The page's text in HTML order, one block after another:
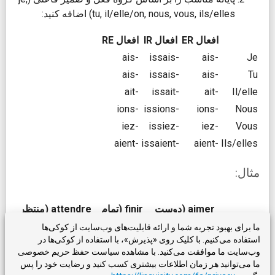
tu, il/elle/on, nous, vous, ils/elles) اضافه کنید:
افعال ER افعال IR
افعال RE
Je
-ais
-issais
-ais
Tu
-ais
-issais
-ais
Il/elle
-ait
-issait
-ait
Nous
-ions
-issions
-ions
Vous
-iez
-issiez
-iez
Ils/elles
-aient
-issaient
-aient
مثال:
aimer (دوست
داشتن)
finir (تمام
کردن)
attendre (منتظر
ماندن)
Je
aimais
finissais
attendais
Tu
aimais
finissais
attendais
ما برای بهبود تجربه شما و ارائه قابلیت‌های وب‌سایت از کوکی‌ها
استفاده می‌کنیم. با کلیک روی «پذیرش»، با استفاده از کوکی‌ها در
وب‌سایت ما موافقت می‌کنید. با مشاهده سیاست حفظ حریم خصوصی
ما می‌توانید هر زمان اطلاعات بیشتری کسب کنید و رضایت خود را پس